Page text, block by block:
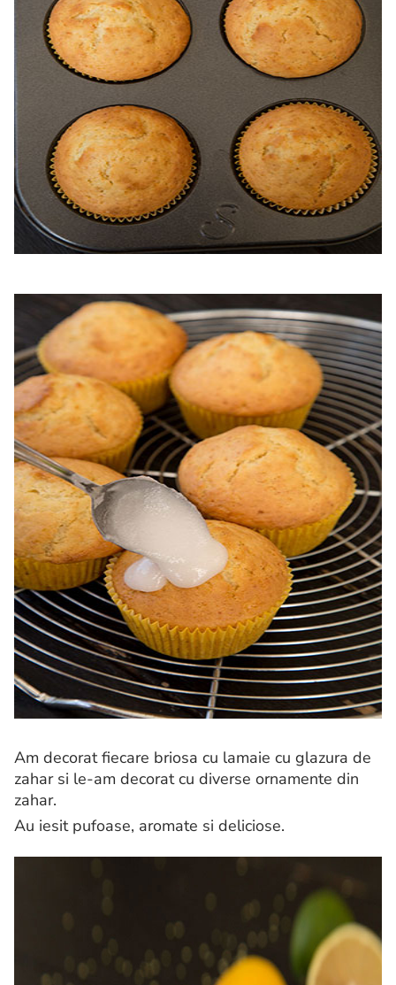
Am decorat fiecare briosa cu lamaie cu glazura de
zahar si le-am decorat cu diverse ornamente din
zahar.
Au iesit pufoase, aromate si deliciose.